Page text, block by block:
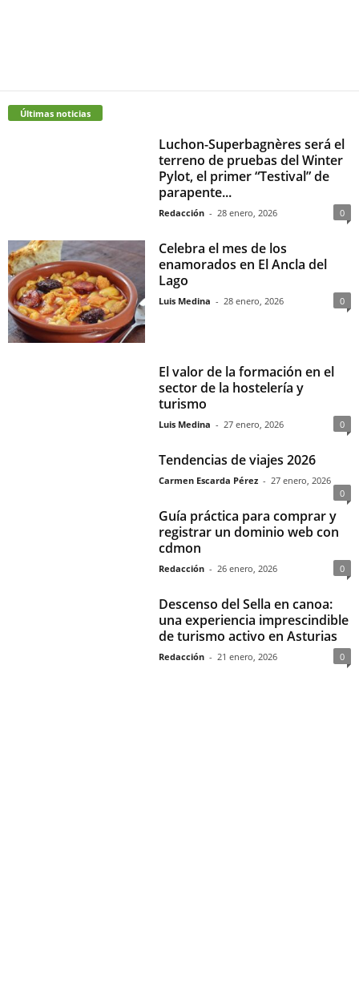
Últimas noticias
Luchon-Superbagnères será el
terreno de pruebas del Winter
Pylot, el primer “Testival” de
parapente...
Redacción - 28 enero, 2026 0
Celebra el mes de los
enamorados en El Ancla del
Lago
Luis Medina - 28 enero, 2026 0
El valor de la formación en el
sector de la hostelería y
turismo
Luis Medina - 27 enero, 2026 0
Tendencias de viajes 2026
Carmen Escarda Pérez - 27 enero, 2026
0
Guía práctica para comprar y
registrar un dominio web con
cdmon
Redacción - 26 enero, 2026 0
Descenso del Sella en canoa:
una experiencia imprescindible
de turismo activo en Asturias
Redacción - 21 enero, 2026 0